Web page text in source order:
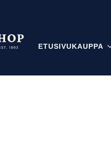
ETUSIVUKAUPPA